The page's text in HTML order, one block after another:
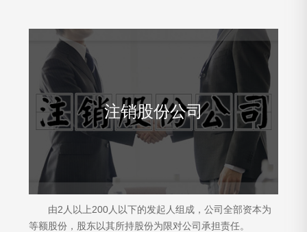
注销股份公司
由2人以上200人以下的发起人组成，公司全部资本为
等额股份，股东以其所持股份为限对公司承担责任。